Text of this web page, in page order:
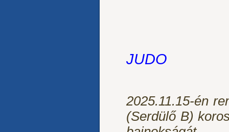
JUDO
2025.11.15-én
(Serdülő B)